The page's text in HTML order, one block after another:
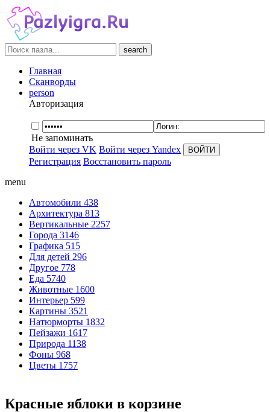
search
Главная
Сканворды
person
Авторизация
Не запоминать
Войти через VK Войти через Yandex
Регистрация Восстановить пароль
menu
Автомобили 438
Архитектура 813
Вертикальные 2257
Города 3146
Графика 515
Для детей 296
Другое 778
Еда 5740
Животные 1600
Интерьер 599
Картины 3521
Натюрморты 1832
Пейзажи 1617
Природа 1138
Фоны 968
Цветы 1757
Красные яблоки в корзине